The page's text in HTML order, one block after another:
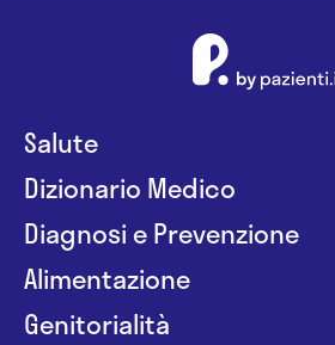
Salute
Dizionario Medico
Diagnosi e Prevenzione
Alimentazione
Genitorialità